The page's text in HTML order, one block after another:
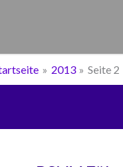
2013 Seite 2